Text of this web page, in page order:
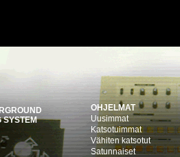
SYSTEM
OHJELMAT
Uusimmat
Katsotuimmat
Vähiten katsotut
Satunnaiset